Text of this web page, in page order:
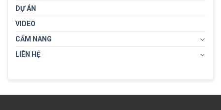
DỰ ÁN
VIDEO
CẨM NANG
LIÊN HỆ